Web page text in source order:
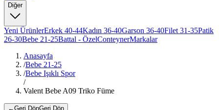
Diğer
Yeni ÜrünlerErkek 40-44Kadın 36-40Garson 36-40Filet 31-35Patik
26-30Bebe 21-25Battal - ÖzelConteynerMarkalar
Anasayfa
/Bebe 21-25
/Bebe Işıklı Spor
/
Valent Bebe A09 Triko Füme
←Geri DönGeri Dön